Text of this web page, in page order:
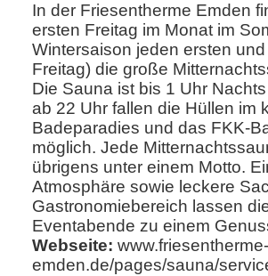
In der Friesentherme Emden
ersten Freitag im Monat im
Wintersaison jeden ersten
Freitag) die große
Die Sauna ist bis 1 Uhr
ab 22 Uhr fallen die Hüllen im
Badeparadies und das FKK-
möglich. Jede
übrigens unter einem Motto.
Atmosphäre sowie leckere
Gastronomiebereich lassen
Eventabende zu einem
Webseite: www.friesentherme-
emden.de/pages/sauna/